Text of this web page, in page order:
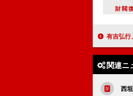
財閥
有吉弘行、紅白司会
関連ニ
西